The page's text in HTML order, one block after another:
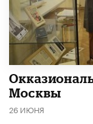
Москвы
26 ИЮНЯ